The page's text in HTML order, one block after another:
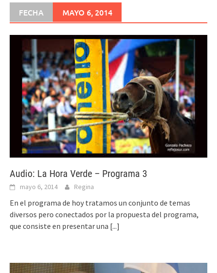
FECHA MAYO 6, 2014
Audio: La Hora Verde – Programa 3
mayo 6, 2014 Regina
En el programa de hoy tratamos un conjunto de temas
diversos pero conectados por la propuesta del programa,
que consiste en presentar una [...]